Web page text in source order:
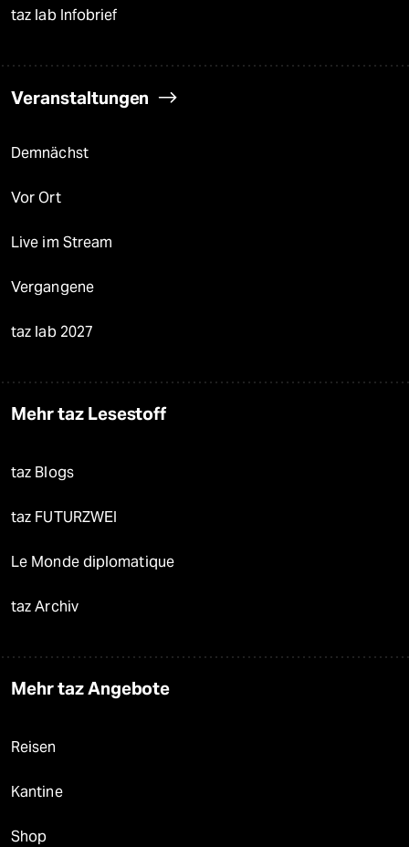
taz lab Infobrief
Veranstaltungen
Demnächst
Vor Ort
Live im Stream
Vergangene
taz lab 2027
Mehr taz Lesestoff
taz Blogs
taz FUTURZWEI
Le Monde diplomatique
taz Archiv
Mehr taz Angebote
Reisen
Kantine
Shop